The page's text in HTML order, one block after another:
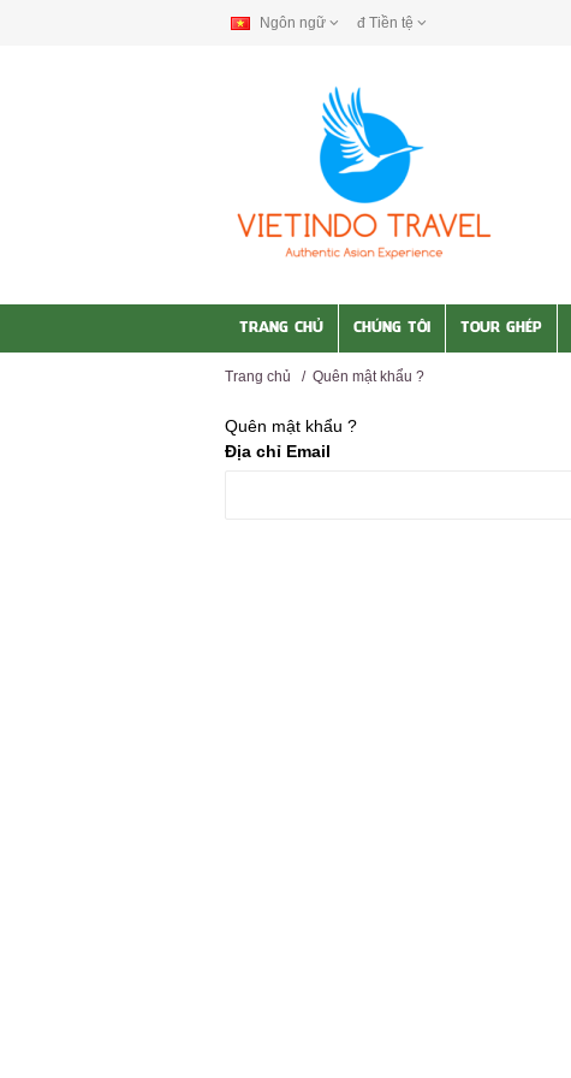
Ngôn ngữ đ Tiền tệ
TRANG CHỦ CHÚNG TÔI TOUR GHÉP
Trang chủ / Quên mật khẩu ?
Quên mật khẩu ?
Địa chỉ Email